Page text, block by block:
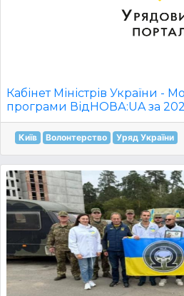
Кабінет Міністрів України -
програми ВідНОВА:UA за
Київ Волонтерство Уряд України